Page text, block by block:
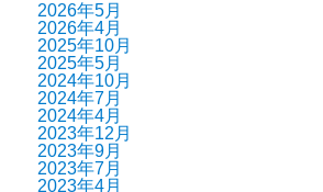
2026年5月
2026年4月
2025年10月
2025年5月
2024年10月
2024年7月
2024年4月
2023年12月
2023年9月
2023年7月
2023年4月